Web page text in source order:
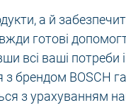
а й
готові
всі ваші потреби
брендом BOSCH
з урахуванням